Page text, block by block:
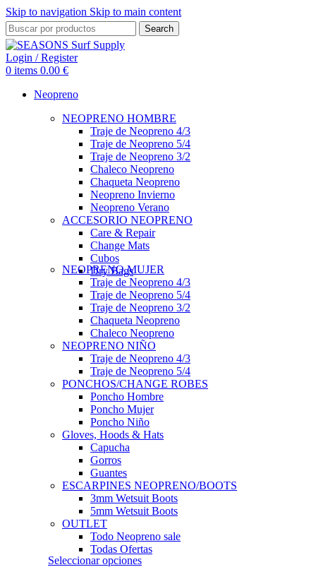
Skip to navigation Skip to main content
Search
Login / Register
0 items 0.00 €
Neopreno
NEOPRENO HOMBRE
Traje de Neopreno 4/3
Traje de Neopreno 5/4
Traje de Neopreno 3/2
Chaleco Neopreno
Chaqueta Neopreno
Neopreno Invierno
Neopreno Verano
ACCESORIO NEOPRENO
Care & Repair
Change Mats
Cubos
Dry Bags
NEOPRENO MUJER
Traje de Neopreno 4/3
Traje de Neopreno 5/4
Traje de Neopreno 3/2
Chaqueta Neopreno
Chaleco Neopreno
NEOPRENO NIÑO
Traje de Neopreno 4/3
Traje de Neopreno 5/4
PONCHOS/CHANGE ROBES
Poncho Hombre
Poncho Mujer
Poncho Niño
Gloves, Hoods & Hats
Capucha
Gorros
Guantes
ESCARPINES NEOPRENO/BOOTS
3mm Wetsuit Boots
5mm Wetsuit Boots
OUTLET
Todo Neopreno sale
Todas Ofertas
Seleccionar opcionesEste